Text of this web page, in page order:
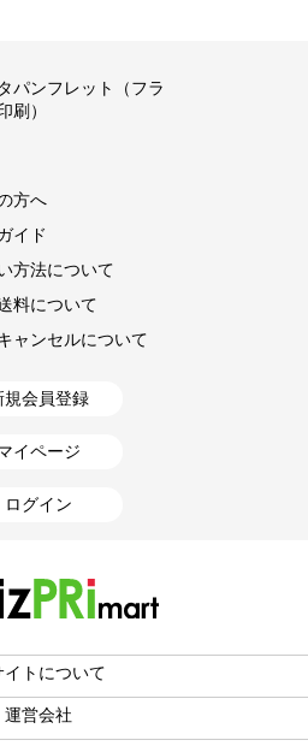
パンフレット（フラ
刷）
方へ
イド
方法について
料について
ャンセルについて
規会員登録
イページ
ログイン
イトについて
運営会社